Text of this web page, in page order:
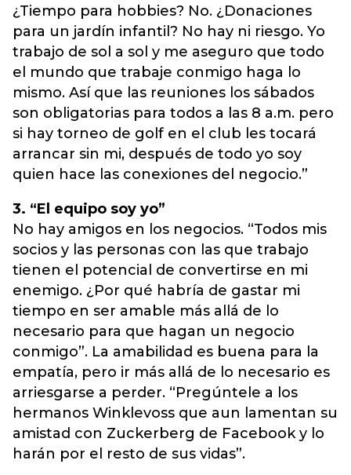
¿Tiempo para hobbies? No. ¿Donaciones
para un jardín infantil? No hay ni riesgo. Yo
trabajo de sol a sol y me aseguro que todo
el mundo que trabaje conmigo haga lo
mismo. Así que las reuniones los sábados
son obligatorias para todos a las 8 a.m. pero
si hay torneo de golf en el club les tocará
arrancar sin mi, después de todo yo soy
quien hace las conexiones del negocio.”
3. “El equipo soy yo”
No hay amigos en los negocios. “Todos mis
socios y las personas con las que trabajo
tienen el potencial de convertirse en mi
enemigo. ¿Por qué habría de gastar mi
tiempo en ser amable más allá de lo
necesario para que hagan un negocio
conmigo”. La amabilidad es buena para la
empatía, pero ir más allá de lo necesario es
arriesgarse a perder. “Pregúntele a los
hermanos Winklevoss que aun lamentan su
amistad con Zuckerberg de Facebook y lo
harán por el resto de sus vidas”.